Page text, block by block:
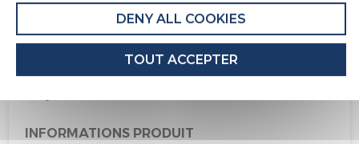
QUALITÉS ET CARACTÉRISTIQUES
Recyclabilité de l'emballage : Entièrement
INFORMATIONS PRODUIT
DENY ALL COOKIES
TOUT ACCEPTER